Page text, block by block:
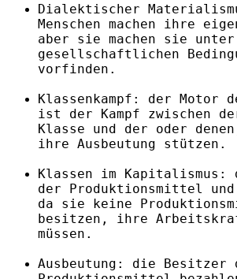
Dialektischer
Menschen machen ihre
aber sie machen sie unter
gesellschaftlichen
vorfinden.
Klassenkampf: der Motor
ist der Kampf zwischen
Klasse und der oder
ihre Ausbeutung stützen.
Klassen im Kapitalismus:
der Produktionsmittel
da sie keine
besitzen, ihre
müssen.
Ausbeutung: die Besitzer